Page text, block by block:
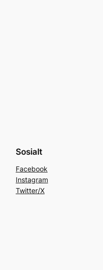
Sosialt
Facebook
Instagram
Twitter/X